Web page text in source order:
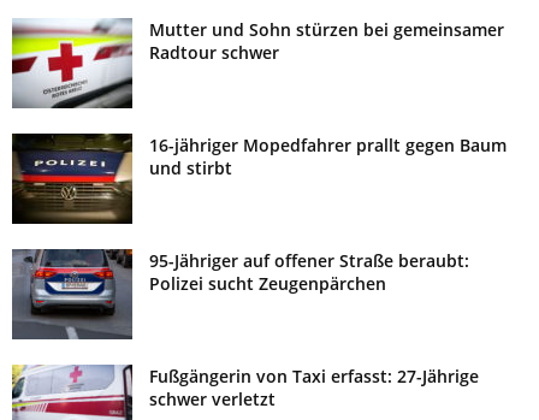
Mutter und Sohn stürzen bei gemeinsamer
Radtour schwer
16-jähriger Mopedfahrer prallt gegen Baum
und stirbt
95-Jähriger auf offener Straße beraubt:
Polizei sucht Zeugenpärchen
Fußgängerin von Taxi erfasst: 27-Jährige
schwer verletzt